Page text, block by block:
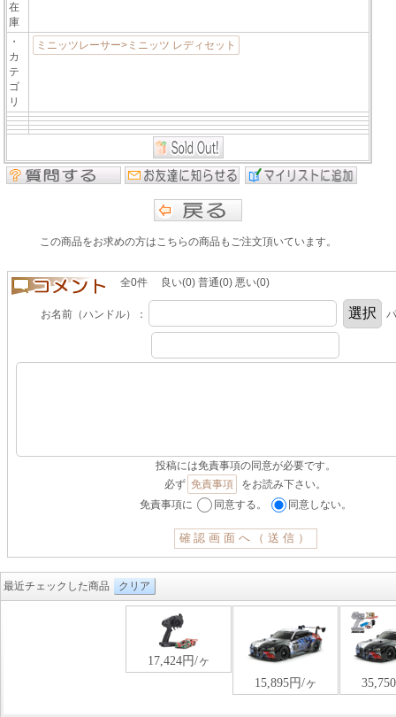
在
庫
・
カ
テ
ゴ
リ
ミニッツレーサー>ミニッツ レディセット
この商品をお求めの方はこちらの商品もご注文頂いています。
全0件 良い(0) 普通(0) 悪い(0)
お名前（ハンドル）：
投稿には免責事項の同意が必要です。
必ず 免責事項
をお読み下さい。
免責事項に
同意する。 同意しない。
最近チェックした商品 クリア